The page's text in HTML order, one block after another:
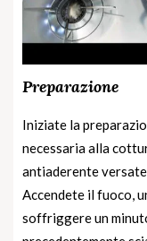
Preparazione
Iniziate la
necessaria alla
antiaderente
Accendete il fuoco,
soffriggere un